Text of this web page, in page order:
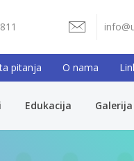
pitanja O nama
Edukacija